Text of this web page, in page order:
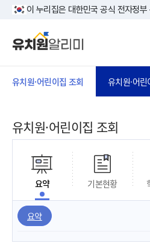
본문 바로
이 누리집은 대한민국 공식 전자정부
유치원·어린이집 조회 유치원·어
유치원·어린이집 조회
요약 기본현황
요약